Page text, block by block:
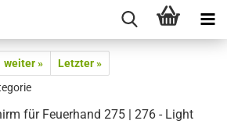
weiter »
Letzter »
für Feuerhand 275 | 276 - Light